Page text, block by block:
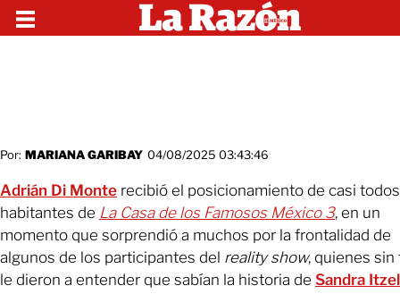
Por: MARIANA GARIBAY 04/08/2025 03:43:46
Adrián Di Monte recibió el posicionamiento de casi
habitantes de La Casa de los Famosos México 3, en un
momento que sorprendió a muchos por la frontalidad de
algunos de los participantes del reality show, quienes
le dieron a entender que sabían la historia de Sandra Itzel